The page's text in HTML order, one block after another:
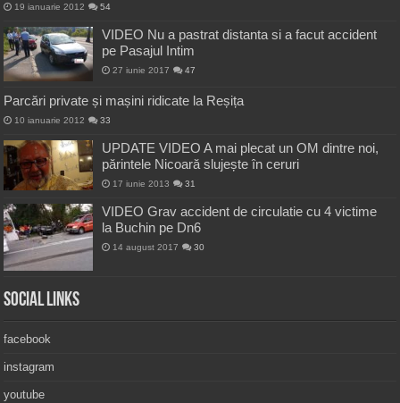
19 ianuarie 2012 54
VIDEO Nu a pastrat distanta si a facut accident
pe Pasajul Intim
27 iunie 2017 47
Parcări private și mașini ridicate la Reșița
10 ianuarie 2012 33
UPDATE VIDEO A mai plecat un OM dintre noi,
părintele Nicoară slujește în ceruri
17 iunie 2013 31
VIDEO Grav accident de circulatie cu 4 victime
la Buchin pe Dn6
14 august 2017 30
Social Links
facebook
instagram
youtube